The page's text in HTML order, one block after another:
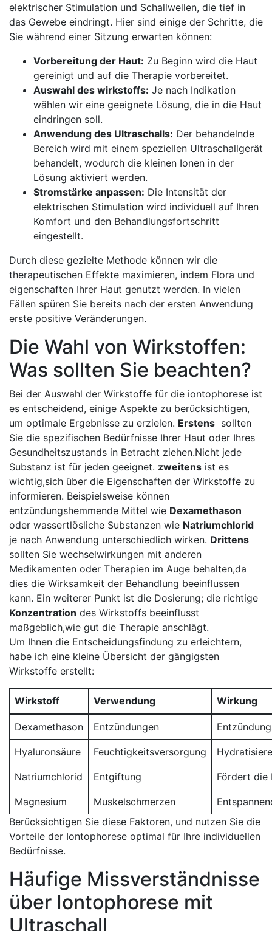
elektrischer Stimulation‍ und Schallwellen, ‍die tief in
das Gewebe eindringt. Hier‍ sind einige der​ Schritte, die
Sie während einer Sitzung‌ erwarten⁣ können:
Vorbereitung​ der Haut: Zu Beginn wird die ⁢Haut
gereinigt und ‍auf ‍die Therapie vorbereitet.
Auswahl des wirkstoffs: ​Je nach ‌Indikation
wählen wir eine geeignete ‌Lösung, die in die Haut
eindringen ⁤soll.
Anwendung des Ultraschalls: Der⁣ behandelnde
⁣Bereich wird mit einem speziellen‍ Ultraschallgerät
behandelt, wodurch die kleinen⁤ Ionen in der ​
Lösung aktiviert werden.
Stromstärke anpassen: Die⁢ Intensität der‌
elektrischen⁢ Stimulation wird individuell⁤ auf Ihren
‍Komfort und⁢ den Behandlungsfortschritt
eingestellt.
Durch diese gezielte‌ Methode können ‌wir die
therapeutischen Effekte maximieren, indem ⁢Flora und
eigenschaften ⁣Ihrer Haut genutzt werden. In vielen
Fällen ‌spüren Sie bereits nach der ersten ⁤Anwendung
erste positive Veränderungen.
Die Wahl von Wirkstoffen:
Was sollten Sie ​beachten?
Bei der Auswahl⁤ der Wirkstoffe⁤ für⁢ die iontophorese ist
es ⁢entscheidend, einige Aspekte ‍zu berücksichtigen,
um optimale Ergebnisse ⁣zu erzielen. Erstens ‍ sollten
⁤Sie die spezifischen Bedürfnisse Ihrer ⁣Haut oder ⁤Ihres
Gesundheitszustands ‌in ‌Betracht ziehen.Nicht jede
‌Substanz ist ‍für jeden geeignet. zweitens ist es
‍wichtig,sich über die Eigenschaften der Wirkstoffe ⁤zu ​
informieren. Beispielsweise⁤ können⁣
entzündungshemmende Mittel wie Dexamethason
oder wassertlösliche Substanzen wie Natriumchlorid
je nach Anwendung unterschiedlich⁢ wirken.‍ Drittens
sollten‌ Sie wechselwirkungen mit anderen
Medikamenten ‍oder Therapien im Auge ‍behalten,da
dies ‍die‌ Wirksamkeit der Behandlung beeinflussen
kann. Ein weiterer ​Punkt ist ⁤die‍ Dosierung; ‌die richtige
Konzentration des Wirkstoffs beeinflusst⁢
maßgeblich,wie gut‍ die Therapie anschlägt.
Um Ihnen die ​Entscheidungsfindung zu ⁣erleichtern,
habe ich eine⁤ kleine Übersicht‌ der gängigsten
Wirkstoffe erstellt:
Wirkstoff Verwendung Wirkung
Dexamethason Entzündungen
Hyaluronsäure Feuchtigkeitsversorgung
Natriumchlorid Entgiftung Fördert ‌die
Magnesium Muskelschmerzen
Berücksichtigen Sie ⁣diese Faktoren, und nutzen Sie die
Vorteile der Iontophorese optimal für Ihre individuellen
Bedürfnisse.
Häufige Missverständnisse
über Iontophorese ⁢mit⁤
Ultraschall